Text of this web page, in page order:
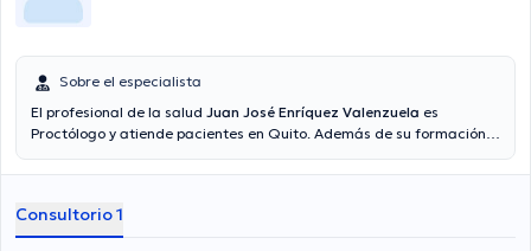
Sobre el especialista
El profesional de la salud Juan José Enríquez Valenzuela es
Proctólogo y atiende pacientes en Quito. Además de su formación
en su área de especialidad. El médico cuenta con varios años de
como miembro de diversas asociaciones médicas. Juan José
Enríquez Valenzuela ha cooperado en incontables conferencias con
Consultorio 1